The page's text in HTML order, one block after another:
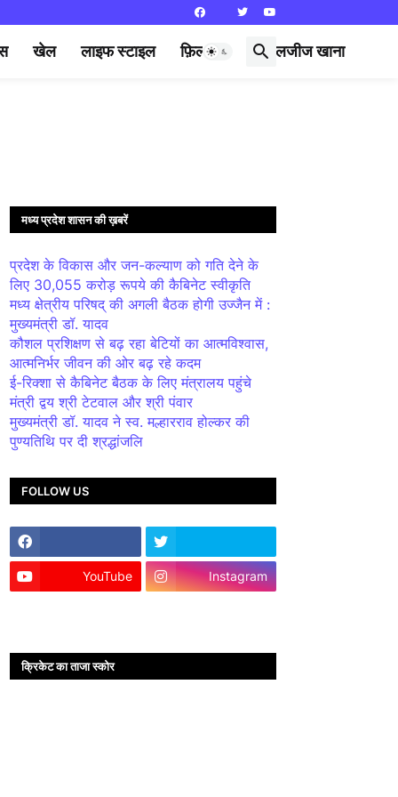
खेल लाइफ स्टाइल फ़िल्मी दुनिया लजीज खाना
मध्य प्रदेश शासन की ख़बरें
प्रदेश के विकास और जन-कल्याण को गति देने के
लिए 30,055 करोड़ रूपये की कैबिनेट स्वीकृति
मध्य क्षेत्रीय परिषद् की अगली बैठक होगी उज्जैन में :
मुख्यमंत्री डॉ. यादव
कौशल प्रशिक्षण से बढ़ रहा बेटियों का आत्मविश्वास,
आत्मनिर्भर जीवन की ओर बढ़ रहे कदम
ई-रिक्शा से कैबिनेट बैठक के लिए मंत्रालय पहुंचे
मंत्री द्वय श्री टेटवाल और श्री पंवार
मुख्यमंत्री डॉ. यादव ने स्व. मल्हारराव होल्कर की
पुण्यतिथि पर दी श्रद्धांजलि
FOLLOW US
YouTube Instagram
क्रिकेट का ताजा स्कोर